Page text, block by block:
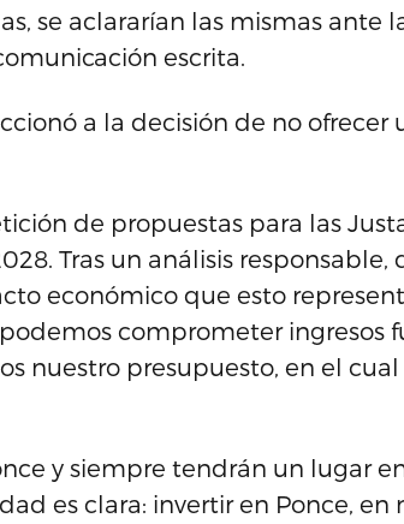
se aclararían las mismas ante
escrita.
a la decisión de no ofrecer
de propuestas para las
Tras un análisis responsable,
económico que esto
comprometer ingresos
nuestro presupuesto, en el cual
y siempre tendrán un lugar
es clara: invertir en Ponce, en